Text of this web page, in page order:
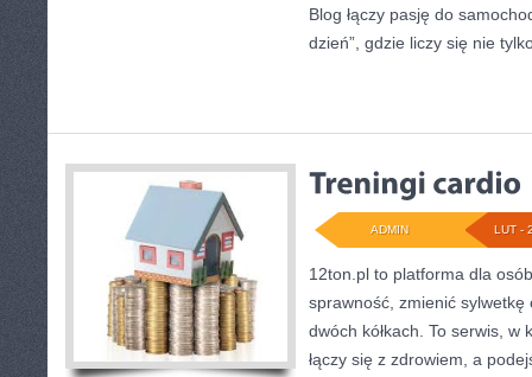
Blog łączy pasję do
dzień”, gdzie liczy się nie
LUT -
ADMIN
12ton.pl to platforma dla
sprawność, zmienić
dwóch kółkach. To serwis, w
łączy się z zdrowiem, a